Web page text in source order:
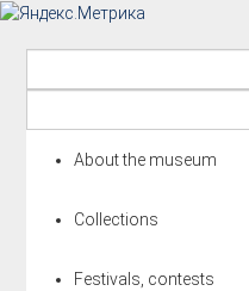
About the museum
Collections
Festivals, contests